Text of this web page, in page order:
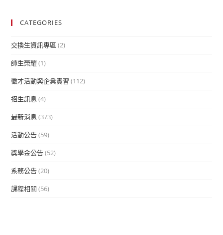
CATEGORIES
交換生資訊專區 (2)
師生榮耀(1)
徵才活動與企業實習 (112)
招生訊息 (4)
最新消息 (373)
活動公告(59)
獎學金公告(52)
系務公告(20)
課程相關 (56)